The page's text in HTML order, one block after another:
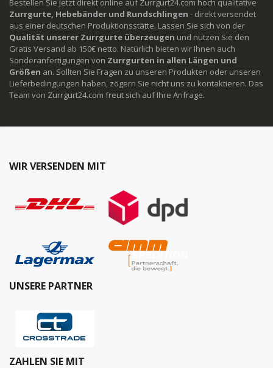
Zurrgurte, Hebebänder und Rundschlingen - direkt versendet
aus einer deutschen Produktionsstätte. Lassen Sie sich von der
Qualität unserer Zurrgurte überzeugen und nutzen Sie den
Gratis Versand ab 150€ netto. Natürlich bieten wir Ihnen auch
Sonderanfertigungen von Zurrgurten in allen Längen und
Größen an. Sollten Sie Fragen zu unseren Produkten oder unseren
Lieferbedingungen haben, zögern Sie nicht uns zu kontaktieren. Das
Team von Zurrgurt24.com freut sich auf Ihre Anfrage.
WIR VERSENDEN MIT
UNSERE PARTNER
ZAHLEN SIE MIT